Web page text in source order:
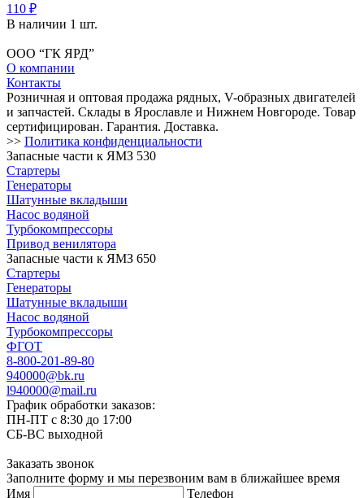
110 ₽
В наличии 1 шт.
ООО “ГК ЯРД”
О компании
Контакты
Розничная и оптовая продажа рядных, V-образных двигателей
и запчастей. Склады в Ярославле и Нижнем Новгороде. Товар
сертифицирован. Гарантия. Доставка.
>> Политика конфиденциальности
Запасные части к ЯМЗ 530
Стартеры
Генераторы
Шатунные вкладыши
Насос водяной
Турбокомпрессоры
Привод венилятора
Запасные части к ЯМЗ 650
Стартеры
Генераторы
Шатунные вкладыши
Насос водяной
Турбокомпрессоры
ФГОТ
8-800-201-89-80
940000@bk.ru
l940000@mail.ru
График обработки заказов:
ПН-ПТ с 8:30 до 17:00
СБ-ВС выходной
Заказать звонок
Заполните форму и мы перезвоним вам в ближайшее время
Имя
Телефон